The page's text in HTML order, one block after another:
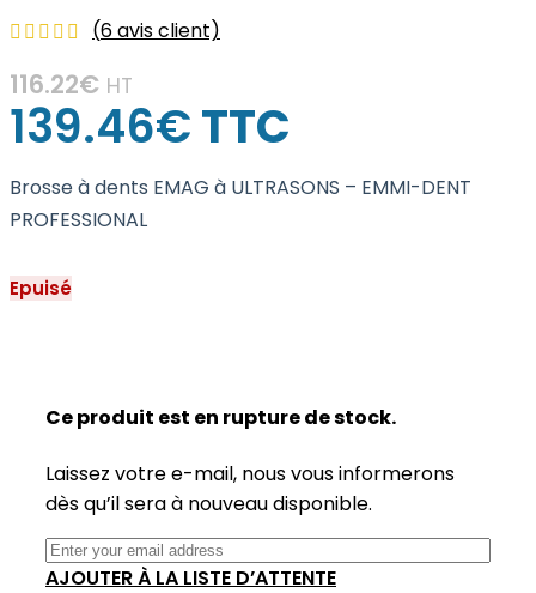
(6avis client)
116.22€ HT
139.46€TTC
Brosse à dents EMAG à ULTRASONS – EMMI-DENT
PROFESSIONAL
Epuisé
Ce produit est en rupture de stock.
Laissez votre e-mail, nous vous informerons
dès qu’il sera à nouveau disponible.
AJOUTER À LA LISTE D’ATTENTE